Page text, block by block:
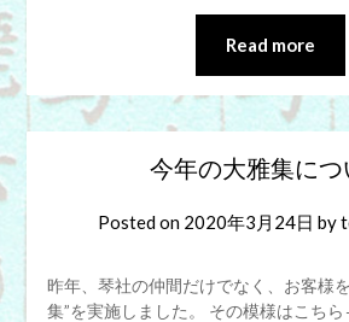
Read more
今年の大雅集につ
Posted on 2020年3月24日 by
昨年、琴社の仲間だけでなく、お客様
集”を実施しました。 その模様はこち